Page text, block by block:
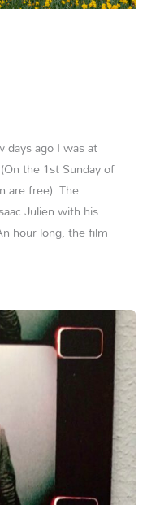
days ago I was at
the 1st Sunday of
are free). The
Julien with his
hour long, the film